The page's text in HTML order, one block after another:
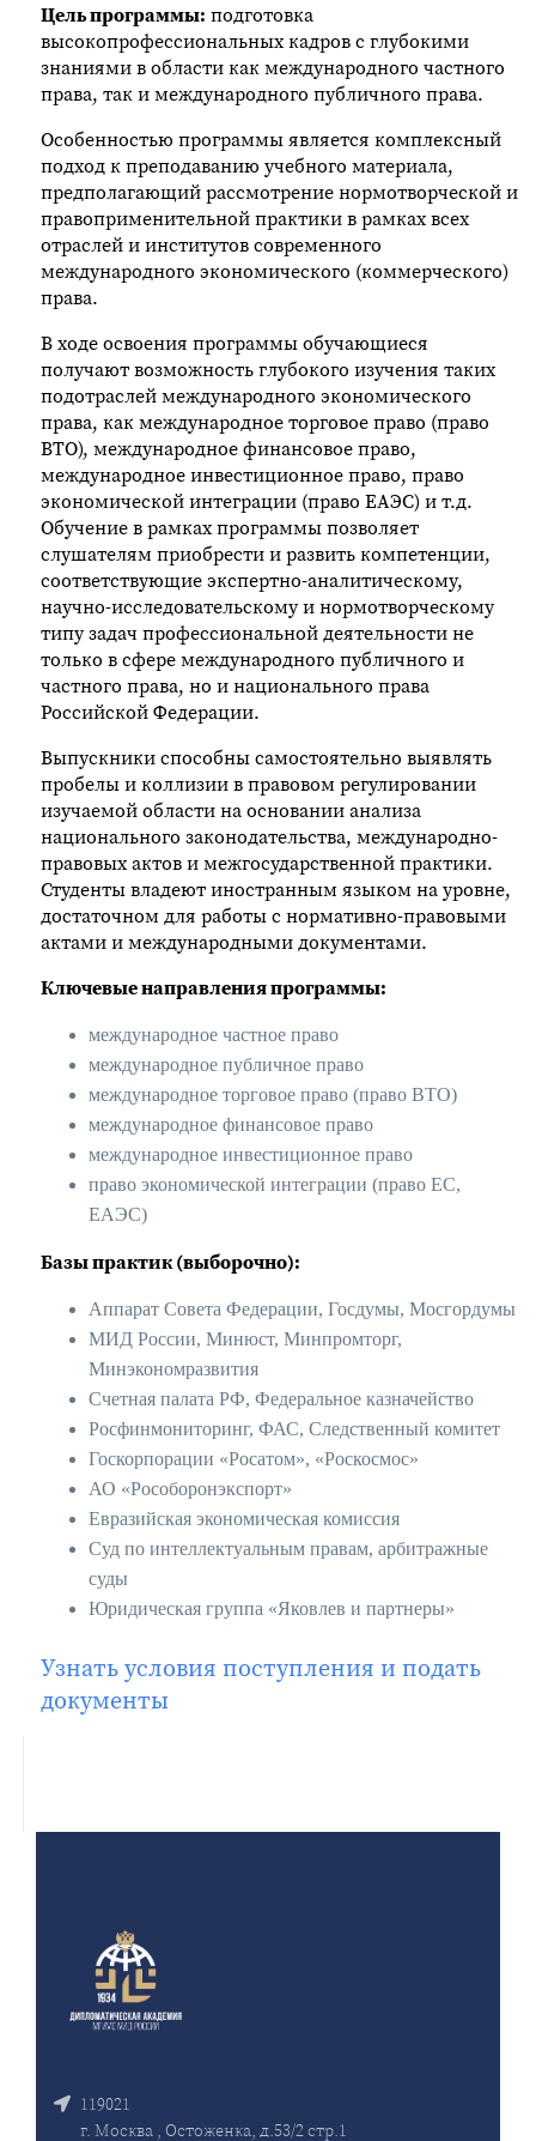
Цель программы: подготовка
высокопрофессиональных кадров с глубокими
знаниями в области как международного частного
права, так и международного публичного права.
Особенностью программы является комплексный
подход к преподаванию учебного материала,
предполагающий рассмотрение нормотворческой и
правоприменительной практики в рамках всех
отраслей и институтов современного
международного экономического (коммерческого)
права.
В ходе освоения программы обучающиеся
получают возможность глубокого изучения таких
подотраслей международного экономического
права, как международное торговое право (право
ВТО), международное финансовое право,
международное инвестиционное право, право
экономической интеграции (право ЕАЭС) и т.д.
Обучение в рамках программы позволяет
слушателям приобрести и развить компетенции,
соответствующие экспертно-аналитическому,
научно-исследовательскому и нормотворческому
типу задач профессиональной деятельности не
только в сфере международного публичного и
частного права, но и национального права
Российской Федерации.
Выпускники способны самостоятельно выявлять
пробелы и коллизии в правовом регулировании
изучаемой области на основании анализа
национального законодательства, международно-
правовых актов и межгосударственной практики.
Студенты владеют иностранным языком на уровне,
достаточном для работы с нормативно-правовыми
актами и международными документами.
Ключевые направления программы:
международное частное право
международное публичное право
международное торговое право (право ВТО)
международное финансовое право
международное инвестиционное право
право экономической интеграции (право ЕС,
ЕАЭС)
Базы практик (выборочно):
Аппарат Совета Федерации, Госдумы, Мосгордумы
МИД России, Минюст, Минпромторг,
Минэкономразвития
Счетная палата РФ, Федеральное казначейство
Росфинмониторинг, ФАС, Следственный комитет
Госкорпорации «Росатом», «Роскосмос»
АО «Рособоронэкспорт»
Евразийская экономическая комиссия
Суд по интеллектуальным правам, арбитражные
суды
Юридическая группа «Яковлев и партнеры»
Узнать условия поступления и подать
документы
119021
г. Москва , Остоженка, д.53/2 стр.1